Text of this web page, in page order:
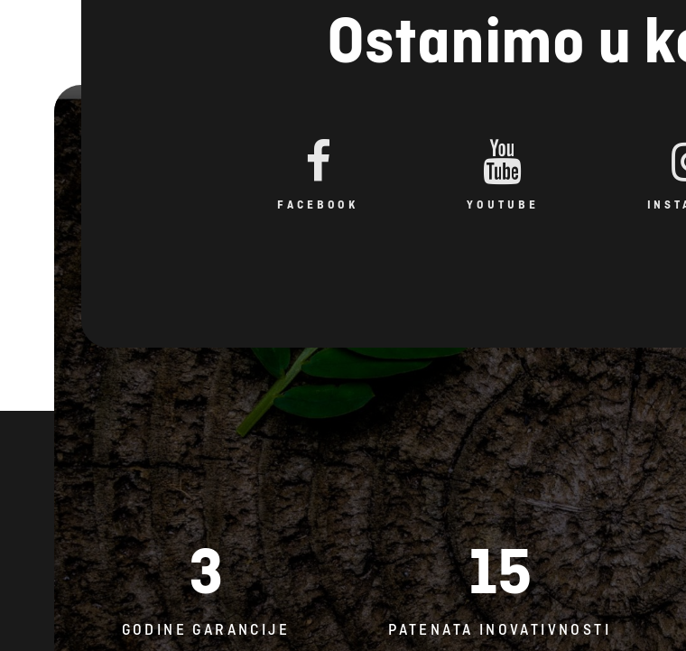
Ostanimo u
FACEBOOK YOUTUBE
3
GODINE GARANCIJE
15
PATENATA INOVATIVNOSTI